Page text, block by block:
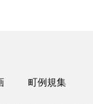
町例規集